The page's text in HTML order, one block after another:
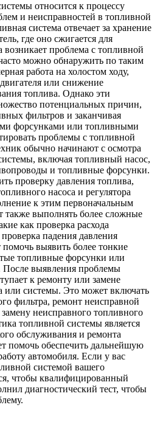
относится к процессу
и неисправностей в топливной
система отвечает за хранение
где оно сжигается для
возникает проблема с топливной
можно обнаружить по таким
работа на холостом ходу,
или снижение
топлива. Однако эти
потенциальных причин,
фильтров и заканчивая
форсунками или топливными
проблемы с топливной
обычно начинают с осмотра
включая топливный насос,
и топливные форсунки.
проверку давления топлива,
насоса и регулятора
к этим первоначальным
также выполнять более сложные
как проверка расхода
падения давления
выявить более тонкие
топливные форсунки или
выявления проблемы
к ремонту или замене
или системы. Это может включать
фильтра, ремонт неисправной
неисправного топливного
топливной системы является
обслуживания и ремонта
помочь обеспечить дальнейшую
автомобиля. Если у вас
системой вашего
чтобы квалифицированный
диагностический тест, чтобы